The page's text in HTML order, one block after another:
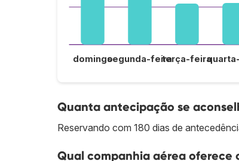
domingosegunda-feiraterça-feira
Quanta antecipação se
Reservando com 180 dias de
Qual companhia aérea oferece